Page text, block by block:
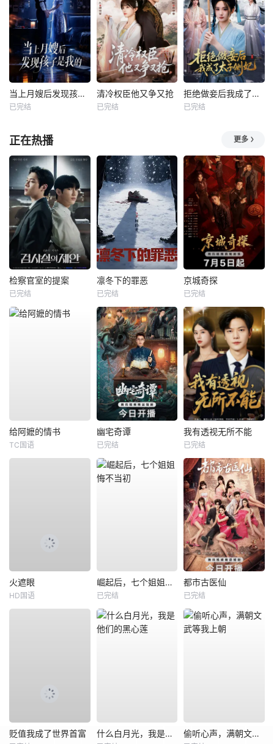
当上月嫂后发现孩子是我的
已完结
清冷权臣他又争又抢
已完结
拒绝做妾后我成了太子侧妃
已完结
正在热播 更多
检察官室的提案
已完结
凛冬下的罪恶
已完结
京城奇探
已完结
给阿嬷的情书
TC国语
幽宅奇谭
已完结
我有透视无所不能
已完结
火遮眼
HD国语
崛起后，七个姐姐悔不当初
已完结
都市古医仙
已完结
贬值我成了世界首富 什么白月光，我是他们的黑心莲 偷听心声，满朝文武等我上朝